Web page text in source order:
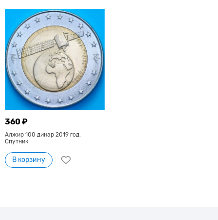
360 ₽
Алжир 100 динар 2019 год.
Спутник
В корзину